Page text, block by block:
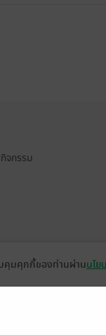
จกรรม
คุมคุกกี้ของท่านผ่านนโย